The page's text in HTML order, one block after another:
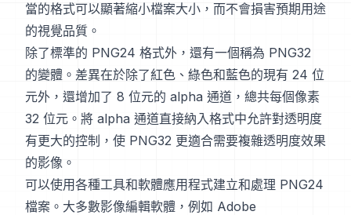
當的格式可以顯著縮小檔案大小，而不會損害預期用途
的視覺品質。
除了標準的 PNG24 格式外，還有一個稱為 PNG32
的變體。差異在於除了紅色、綠色和藍色的現有 24 位
元外，還增加了 8 位元的 alpha 通道，總共每個像素
32 位元。將 alpha 通道直接納入格式中允許對透明度
有更大的控制，使 PNG32 更適合需要複雜透明度效果
的影像。
可以使用各種工具和軟體應用程式建立和處理 PNG24
檔案。大多數影像編輯軟體，例如 Adobe